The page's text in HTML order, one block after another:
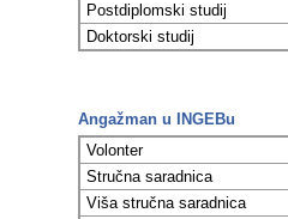
Postdiplomski studij
Doktorski studij
Angažman u INGEBu
Volonter
Stručna saradnica
Viša stručna saradnica